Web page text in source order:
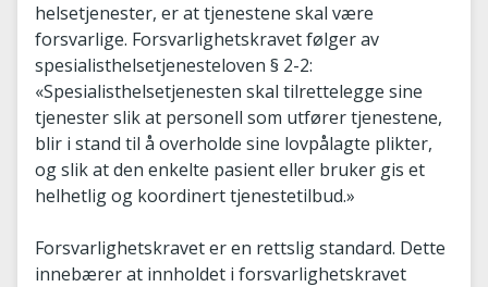
helsetjenester, er at tjenestene skal være
forsvarlige. Forsvarlighetskravet følger av
spesialisthelsetjenesteloven § 2-2:
«Spesialisthelsetjenesten skal tilrettelegge sine
tjenester slik at personell som utfører tjenestene,
blir i stand til å overholde sine lovpålagte plikter,
og slik at den enkelte pasient eller bruker gis et
helhetlig og koordinert tjenestetilbud.»
Forsvarlighetskravet er en rettslig standard. Dette
innebærer at innholdet i forsvarlighetskravet